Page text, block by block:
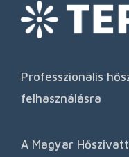
Professzionális
felhasználásra
A Magyar